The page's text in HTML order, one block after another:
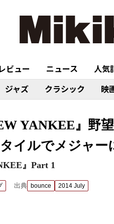
レビュー ニュース 人気
ジャズ クラシック 映
YANKEE』野
イルでメジャー
』Part 1
出典 bounce 2014 July